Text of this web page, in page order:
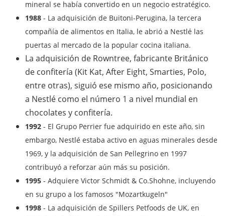
mineral se había convertido en un negocio estratégico.
1988 - La adquisición de Buitoni-Perugina, la tercera
compañía de alimentos en Italia, le abrió a Nestlé las
puertas al mercado de la popular cocina italiana.
La adquisición de Rowntree, fabricante Británico
de confitería (Kit Kat, After Eight, Smarties, Polo,
entre otras), siguió ese mismo año, posicionando
a Nestlé como el número 1 a nivel mundial en
chocolates y confitería.
1992 - El Grupo Perrier fue adquirido en este año, sin
embargo, Nestlé estaba activo en aguas minerales desde
1969, y la adquisición de San Pellegrino en 1997
contribuyó a reforzar aún más su posición.
1995 - Adquiere Victor Schmidt & Co.Shohne, incluyendo
en su grupo a los famosos "Mozartkugeln"
1998 - La adquisición de Spillers Petfoods de UK, en